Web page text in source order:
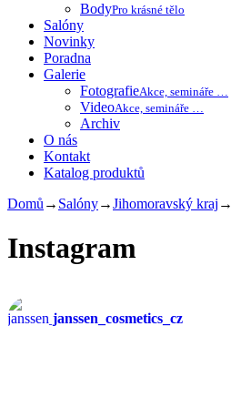
BodyPro krásné tělo
Salóny
Novinky
Poradna
Galerie
FotografieAkce, semináře …
VideoAkce, semináře …
Archiv
O nás
Kontakt
Katalog produktů
Domů → Salóny→Jihomoravský kraj →
Instagram
janssen_cosmetics_cz